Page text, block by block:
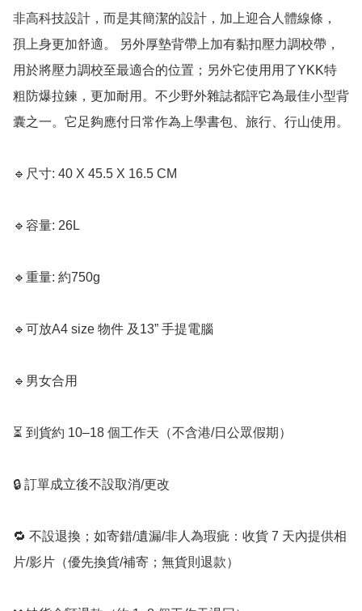
非高科技設計，而是其簡潔的設計，加上迎合人體線條，
孭上身更加舒適。 另外厚墊背帶上加有黏扣壓力調校帶，
用於將壓力調校至最適合的位置；另外它使用用了YKK特
粗防爆拉鍊，更加耐用。不少野外雜誌都評它為最佳小型背
囊之一。它足夠應付日常作為上學書包、旅行、行山使用。
🔹尺寸: 40 X 45.5 X 16.5 CM
🔹容量: 26L
🔹重量: 約750g
🔹可放A4 size 物件 及13” 手提電腦
🔹男女合用
⏳ 到貨約 10–18 個工作天（不含港/日公眾假期）
🔒 訂單成立後不設取消/更改
🔁 不設退換；如寄錯/遺漏/非人為瑕疵：收貨 7 天內提供相
片/影片（優先換貨/補寄；無貨則退款）